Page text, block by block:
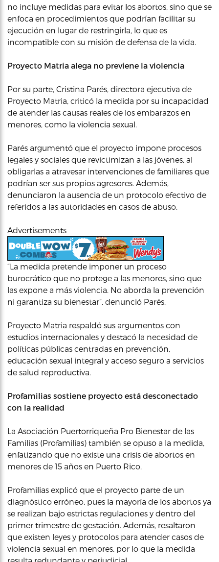
no incluye medidas para evitar los abortos, sino que se
enfoca en procedimientos que podrían facilitar su
ejecución en lugar de restringirla, lo que es
incompatible con su misión de defensa de la vida.
Proyecto Matria alega no previene la violencia
Por su parte, Cristina Parés, directora ejecutiva de
Proyecto Matria, criticó la medida por su incapacidad
de atender las causas reales de los embarazos en
menores, como la violencia sexual.
Parés argumentó que el proyecto impone procesos
legales y sociales que revictimizan a las jóvenes, al
obligarlas a atravesar intervenciones de familiares que
podrían ser sus propios agresores. Además,
denunciaron la ausencia de un protocolo efectivo de
referidos a las autoridades en casos de abuso.
Advertisements
“La medida pretende imponer un proceso
burocrático que no protege a las menores, sino que
las expone a más violencia. No aborda la prevención
ni garantiza su bienestar”, denunció Parés.
Proyecto Matria respaldó sus argumentos con
estudios internacionales y destacó la necesidad de
políticas públicas centradas en prevención,
educación sexual integral y acceso seguro a servicios
de salud reproductiva.
Profamilias sostiene proyecto está desconectado
con la realidad
La Asociación Puertorriqueña Pro Bienestar de las
Familias (Profamilias) también se opuso a la medida,
enfatizando que no existe una crisis de abortos en
menores de 15 años en Puerto Rico.
Profamilias explicó que el proyecto parte de un
diagnóstico erróneo, pues la mayoría de los abortos ya
se realizan bajo estrictas regulaciones y dentro del
primer trimestre de gestación. Además, resaltaron
que existen leyes y protocolos para atender casos de
violencia sexual en menores, por lo que la medida